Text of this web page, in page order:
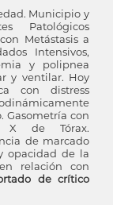
Municipio y
Patológicos
Metástasis a
Intensivos,
y polipnea
y ventilar. Hoy
con distress
Gasometría con
X de Tórax.
de marcado
opacidad de la
relación con
de crítico